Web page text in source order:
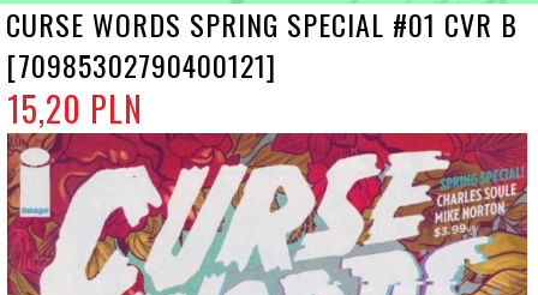
CURSE WORDS SPRING SPECIAL #01 CVR B
[70985302790400121]
15,20 PLN